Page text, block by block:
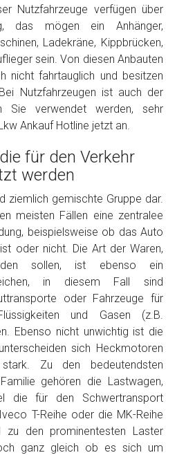
Nutzfahrzeuge verfügen über
das mögen ein Anhänger,
Ladekräne, Kippbrücken,
sein. Von diesen Anbauten
nicht fahrtauglich und besitzen
Nutzfahrzeugen ist auch der
Sie verwendet werden, sehr
Ankauf Hotline jetzt an.
für den Verkehr
werden
ziemlich gemischte Gruppe dar.
meisten Fällen eine zentralee
beispielsweise ob das Auto
oder nicht. Die Art der Waren,
sollen, ist ebenso ein
in diesem Fall sind
oder Fahrzeuge für
und Gasen (z.B.
Ebenso nicht unwichtig ist die
sich Heckmotoren
Zu den bedeutendsten
gehören die Lastwagen,
die für den Schwertransport
T-Reihe oder die MK-Reihe
zu den prominentesten Laster
ganz gleich ob es sich um